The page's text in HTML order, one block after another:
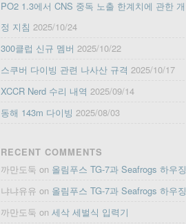
PO2 1.3에서 CNS 중독 노출 한계치에 관한 개
정 지침 2025/10/24
300클럽 신규 멤버 2025/10/22
스쿠버 다이빙 관련 나사산 규격 2025/10/17
XCCR Nerd 수리 내역 2025/09/14
동해 143m 다이빙 2025/08/03
RECENT COMMENTS
까만도둑 on 올림푸스 TG-7과 Seafrogs 하우징
냐냐유유 on 올림푸스 TG-7과 Seafrogs 하우징
까만도둑 on 세삭 세벌식 입력기